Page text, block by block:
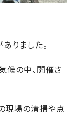
りました。
候の中、開催さ
現場の清掃や点